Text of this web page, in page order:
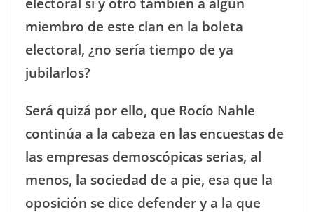
miembro de este clan en la boleta
electoral, ¿no sería tiempo de ya
jubilarlos?
Será quizá por ello, que Rocío Nahle
continúa a la cabeza en las encuestas de
las empresas demoscópicas serias, al
menos, la sociedad de a pie, esa que la
oposición se dice defender y a la que